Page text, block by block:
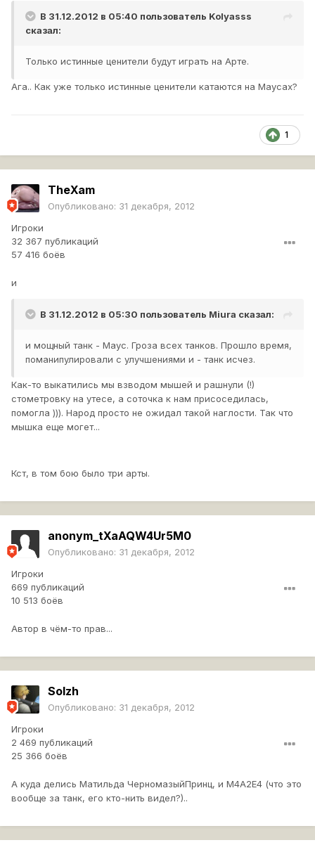
В 31.12.2012 в 05:40 пользователь Kolyasss
сказал:
Только истинные ценители будут играть на Арте.
Ага.. Как уже только истинные ценители катаются на Маусах?
1
TheXam
Опубликовано: 31 декабря, 2012
Игроки
32 367 публикаций
57 416 боёв
и
В 31.12.2012 в 05:30 пользователь Miura сказал:
и мощный танк - Маус. Гроза всех танков. Прошло время,
поманипулировали с улучшениями и - танк исчез.
Как-то выкатились мы взводом мышей и рашнули (!)
стометровку на утесе, а соточка к нам присоседилась,
помогла ))). Народ просто не ожидал такой наглости. Так что
мышка еще могет...
Кст, в том бою было три арты.
anonym_tXaAQW4Ur5M0
Опубликовано: 31 декабря, 2012
Игроки
669 публикаций
10 513 боёв
Автор в чём-то прав...
Solzh
Опубликовано: 31 декабря, 2012
Игроки
2 469 публикаций
25 366 боёв
А куда делись Матильда ЧерномазыйПринц, и М4А2Е4 (что это
вообще за танк, его кто-нить видел?)..